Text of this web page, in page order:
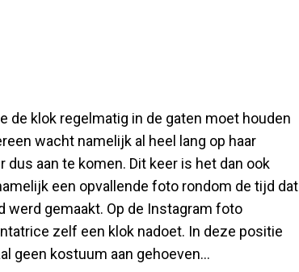
de klok regelmatig in de gaten moet houden
wacht namelijk al heel lang op haar
aan te komen. Dit keer is het dan ook
een opvallende foto rondom de tijd dat
werd gemaakt. Op de Instagram foto
zelf een klok nadoet. In deze positie
geen kostuum aan gehoeven...